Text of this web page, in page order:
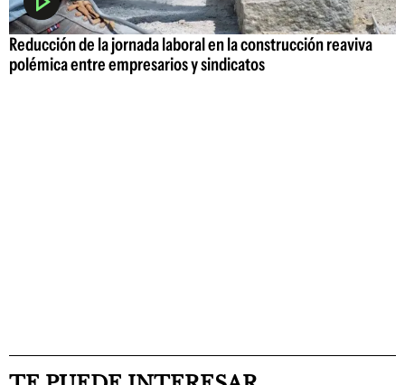
Reducción de la jornada laboral en la construcción reaviva
polémica entre empresarios y sindicatos